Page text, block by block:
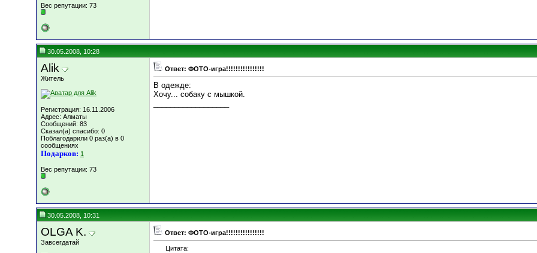
Вес репутации: 73
30.05.2008, 10:28
Alik
Житель
Регистрация: 16.11.2006
Адрес: Алматы
Сообщений: 83
Сказал(а) спасибо: 0
Поблагодарили 0 раз(а) в 0
сообщениях
Подарков: 1
Вес репутации: 73
Ответ: ФОТО-игра!!!!!!!!!!!!!!!!
В одежде:
Хочу... собаку с мышкой.
30.05.2008, 10:31
OLGA K.
Завсегдатай
Ответ: ФОТО-игра!!!!!!!!!!!!!!!!
Цитата: